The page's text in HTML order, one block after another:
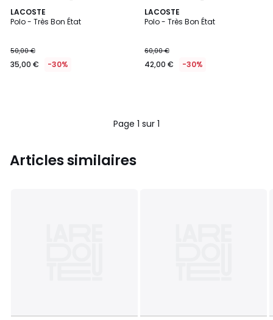
LACOSTE
Polo - Très Bon État
50,00 €
35,00 € -30%
LACOSTE
Polo - Très Bon État
60,00 €
42,00 € -30%
Page 1 sur 1
Articles similaires